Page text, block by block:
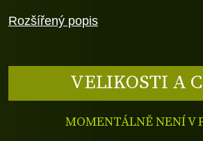
Rozšířený popis
VELIKOSTI A
MOMENTÁLNĚ NENÍ V